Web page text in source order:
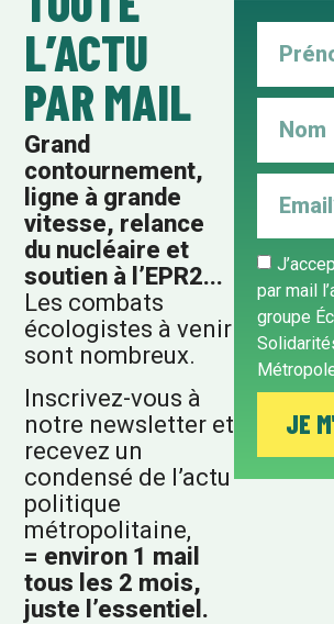
L’ACTU
PAR MAIL
Grand
contournement,
ligne à grande
vitesse, relance
du nucléaire et
soutien à l’EPR2...
Les combats
écologistes à venir
sont nombreux.
Inscrivez-vous à
notre newsletter et
recevez un
condensé de l’actu
politique
métropolitaine,
= environ 1 mail
tous les 2 mois,
juste l’essentiel.
par mail
groupe
JE